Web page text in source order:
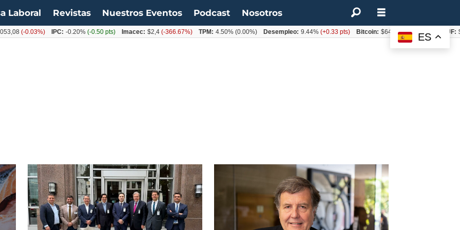
Laboral Revistas Nuestros Eventos Podcast Nosotros
ES
IPC: -0.20%(-0.50 pts) Imacec: $2,4(-366.67%) TPM: 4.50%(0.00%) Desempleo: 9.44%(+0.33 pts) Bitcoin: $64.600,08(+2.93%)